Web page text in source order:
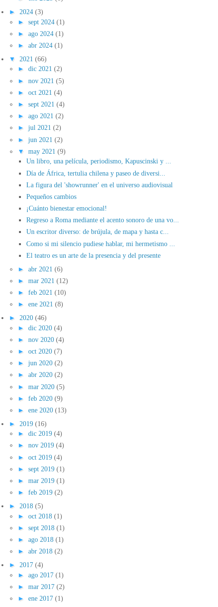
► 2024 (3)
► sept 2024 (1)
► ago 2024 (1)
► abr 2024 (1)
▼ 2021 (66)
► dic 2021 (2)
► nov 2021 (5)
► oct 2021 (4)
► sept 2021 (4)
► ago 2021 (2)
► jul 2021 (2)
► jun 2021 (2)
▼ may 2021 (9)
Un libro, una película, periodismo, Kapuscinski y ...
Día de África, tertulia chilena y paseo de diversi...
La figura del 'showrunner' en el universo audiovisual
Pequeños cambios
¡Cuánto bienestar emocional!
Regreso a Roma mediante el acento sonoro de una vo...
Un escritor diverso: de brújula, de mapa y hasta c...
Como si mi silencio pudiese hablar, mi hermetismo ...
El teatro es un arte de la presencia y del presente
► abr 2021 (6)
► mar 2021 (12)
► feb 2021 (10)
► ene 2021 (8)
► 2020 (46)
► dic 2020 (4)
► nov 2020 (4)
► oct 2020 (7)
► jun 2020 (2)
► abr 2020 (2)
► mar 2020 (5)
► feb 2020 (9)
► ene 2020 (13)
► 2019 (16)
► dic 2019 (4)
► nov 2019 (4)
► oct 2019 (4)
► sept 2019 (1)
► mar 2019 (1)
► feb 2019 (2)
► 2018 (5)
► oct 2018 (1)
► sept 2018 (1)
► ago 2018 (1)
► abr 2018 (2)
► 2017 (4)
► ago 2017 (1)
► mar 2017 (2)
► ene 2017 (1)